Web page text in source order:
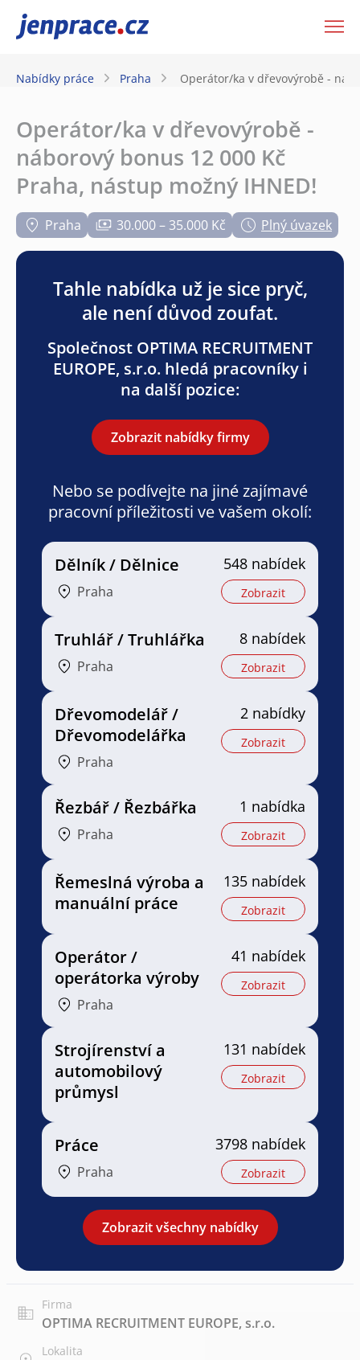
JenPráce.cz
Nabídky práce Praha Operátor/ka v dřevovýrobě -
Operátor/ka v dřevovýrobě -
náborový bonus 12 000 Kč
Praha, nástup možný IHNED!
Praha 30.000 – 35.000 Kč Plný úvazek
Tahle nabídka už je sice pryč,
ale není důvod zoufat.
Společnost OPTIMA RECRUITMENT
EUROPE, s.r.o. hledá pracovníky i
na další pozice:
Zobrazit nabídky firmy
Nebo se podívejte na jiné zajímavé
pracovní příležitosti ve vašem okolí:
Dělník / Dělnice
Praha
548 nabídek
Zobrazit
Truhlář / Truhlářka
Praha
8 nabídek
Zobrazit
Dřevomodelář /
Dřevomodelářka
Praha
2 nabídky
Zobrazit
Řezbář / Řezbářka
Praha
1 nabídka
Zobrazit
Řemeslná výroba a
manuální práce
135 nabídek
Zobrazit
Operátor /
operátorka výroby
Praha
41 nabídek
Zobrazit
Strojírenství a
automobilový
průmysl
131 nabídek
Zobrazit
Práce
Praha
3798 nabídek
Zobrazit
Zobrazit všechny nabídky
Firma
OPTIMA RECRUITMENT EUROPE, s.r.o.
Lokalita